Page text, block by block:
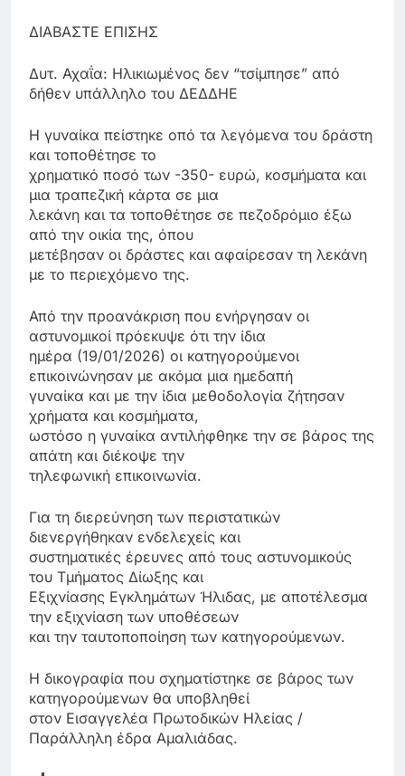
ΔΙΑΒΑΣΤΕ ΕΠΙΣΗΣ
Δυτ. Αχαΐα: Ηλικιωμένος δεν “τσίμπησε” από
δήθεν υπάλληλο του ΔΕΔΔΗΕ
Η γυναίκα πείστηκε οπό τα λεγόμενα του δράστη
και τοποθέτησε το
χρηματικό ποσό των -350- ευρώ, κοσμήματα και
μια τραπεζική κάρτα σε μια
λεκάνη και τα τοποθέτησε σε πεζοδρόμιο έξω
από την οικία της, όπου
μετέβησαν οι δράστες και αφαίρεσαν τη λεκάνη
με το περιεχόμενο της.
Από την προανάκριση που ενήργησαν οι
αστυνομικοί πρόεκυψε ότι την ίδια
ημέρα (19/01/2026) οι κατηγορούμενοι
επικοινώνησαν με ακόμα μια ημεδαπή
γυναίκα και με την ίδια μεθοδολογία ζήτησαν
χρήματα και κοσμήματα,
ωστόσο η γυναίκα αντιλήφθηκε την σε βάρος της
απάτη και διέκοψε την
τηλεφωνική επικοινωνία.
Για τη διερεύνηση των περιστατικών
διενεργήθηκαν ενδελεχείς και
συστηματικές έρευνες από τους αστυνομικούς
του Τμήματος Δίωξης και
Εξιχνίασης Εγκλημάτων Ήλιδας, με αποτέλεσμα
την εξιχνίαση των υποθέσεων
και την ταυτοποποίηση των κατηγορούμενων.
Η δικογραφία που σχηματίστηκε σε βάρος των
κατηγορούμενων θα υποβληθεί
στον Εισαγγελέα Πρωτοδικών Ηλείας /
Παράλληλη έδρα Αμαλιάδας.